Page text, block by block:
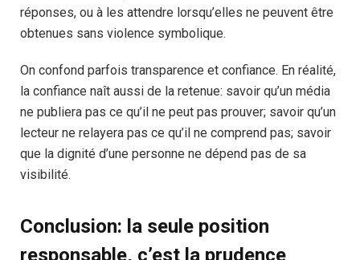
réponses, ou à les attendre lorsqu’elles ne peuvent être
obtenues sans violence symbolique.
On confond parfois transparence et confiance. En réalité,
la confiance naît aussi de la retenue: savoir qu’un média
ne publiera pas ce qu’il ne peut pas prouver; savoir qu’un
lecteur ne relayera pas ce qu’il ne comprend pas; savoir
que la dignité d’une personne ne dépend pas de sa
visibilité.
Conclusion: la seule position
responsable, c’est la prudence